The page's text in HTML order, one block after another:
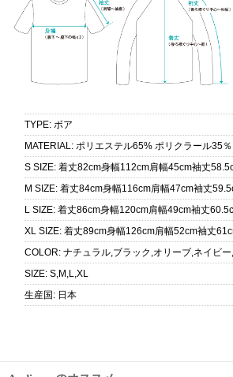
TYPE: ボア
MATERIAL: ポリエステル65% ポリクラール35％
S SIZE: 着丈82cm身幅112cm肩幅45cm袖丈
M SIZE: 着丈84cm身幅116cm肩幅47cm袖丈
L SIZE: 着丈86cm身幅120cm肩幅49cm袖丈
XL SIZE: 着丈89cm身幅126cm肩幅52cm袖丈
COLOR: ナチュラル,ブラック,オリーブ,ネイビ
SIZE: S,M,L,XL
生産国 : 日本